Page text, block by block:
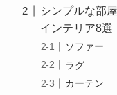
シンプルな部
インテリア8選
ソファー
ラグ
カーテン